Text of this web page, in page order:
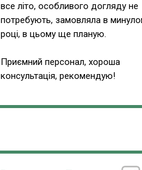
все літо, особливого догляду не
потребують, замовляла в
році, в цьому ще планую.
Приємний персонал, хороша
консультація, рекомендую!